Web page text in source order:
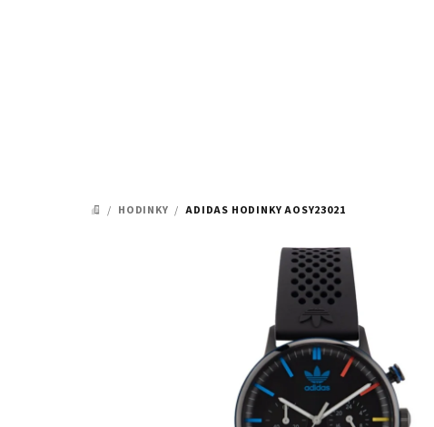
DOMOV
/ HODINKY / ADIDAS HODINKY AOSY23021